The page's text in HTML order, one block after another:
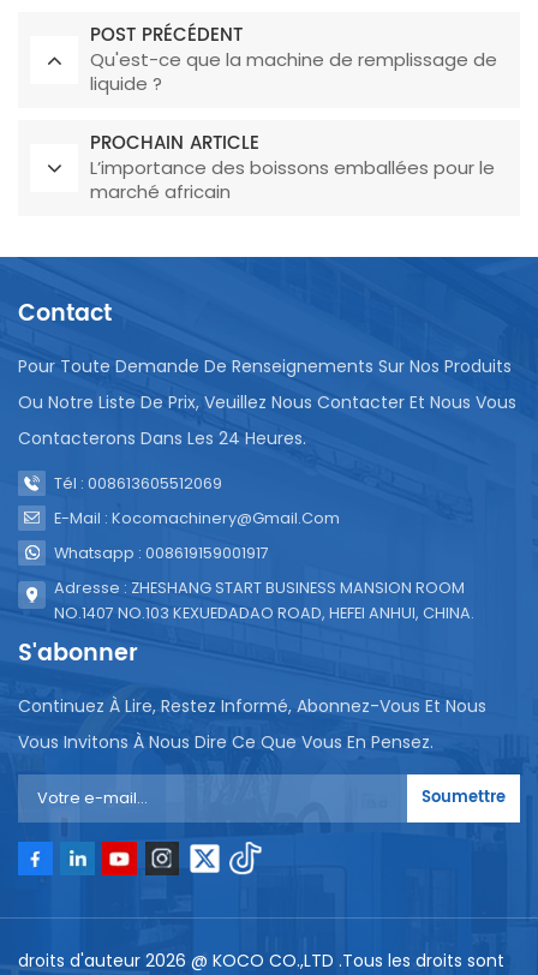
POST PRÉCÉDENT
Qu'est-ce que la machine de remplissage de
liquide ?
PROCHAIN ARTICLE
L’importance des boissons emballées pour le
marché africain
Contact
Pour Toute Demande De Renseignements Sur Nos Produits
Ou Notre Liste De Prix, Veuillez Nous Contacter Et Nous Vous
Contacterons Dans Les 24 Heures.
Tél : 008613605512069
E-Mail : Kocomachinery@gmail.com
Whatsapp : 008619159001917
Adresse : ZHESHANG START BUSINESS MANSION ROOM
NO.1407 NO.103 KEXUEDADAO ROAD, HEFEI ANHUI, CHINA.
S'abonner
Continuez À Lire, Restez Informé, Abonnez-Vous Et Nous
Vous Invitons À Nous Dire Ce Que Vous En Pensez.
Soumettre
droits d'auteur 2026 @ KOCO CO.,LTD .Tous les droits sont